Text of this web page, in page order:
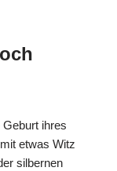
Geburt ihres
etwas Witz
silbernen